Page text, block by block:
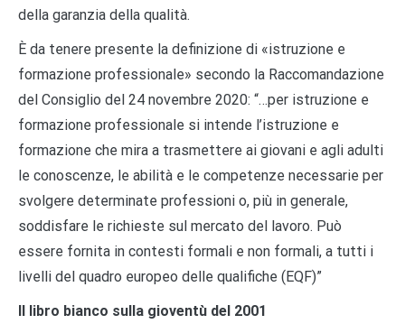
della garanzia della qualità.
È da tenere presente la definizione di «istruzione e
formazione professionale» secondo la Raccomandazione
del Consiglio del 24 novembre 2020: “…per istruzione e
formazione professionale si intende l’istruzione e
formazione che mira a trasmettere ai giovani e agli adulti
le conoscenze, le abilità e le competenze necessarie per
svolgere determinate professioni o, più in generale,
soddisfare le richieste sul mercato del lavoro. Può
essere fornita in contesti formali e non formali, a tutti i
livelli del quadro europeo delle qualifiche (EQF)”
Il libro bianco sulla gioventù del 2001